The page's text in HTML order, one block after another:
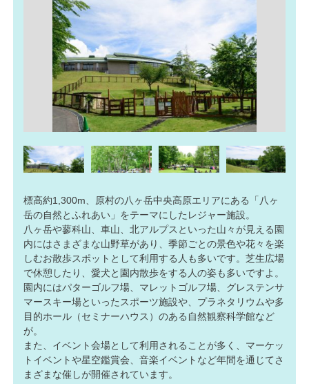
標高約1,300m、原村の八ヶ岳中央高原エリアにある「八ヶ
岳の自然とふれあい」をテーマにしたレジャー施設。
八ヶ岳や蓼科山、車山、北アルプスといった山々が見える園
内にはさまざまな山野草があり、季節ごとの景色や花々を楽
しむお散歩スポットとして利用する人も多いです。芝生広場
で休憩したり、愛犬と園内散歩をする人の姿も多いですよ。
園内にはパターゴルフ場、マレットゴルフ場、グレステンサ
マースキー場といったスポーツ施設や、プラネタリウムや多
目的ホール（セミナーハウス）のある自然観察科学館など
が。
また、イベント会場として利用されることが多く、マーケッ
トイベントや星空鑑賞会、音楽イベントなど年間を通じてさ
まざまな催しが開催されています。